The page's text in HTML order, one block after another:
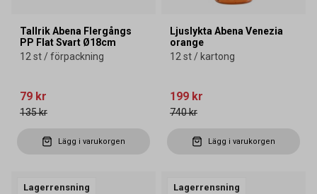
Tallrik Abena Flergångs
PP Flat Svart Ø18cm
12 st / förpackning
79 kr
135 kr
Lägg i varukorgen
Ljuslykta Abena Venezia
orange
12 st / kartong
199 kr
740 kr
Lägg i varukorgen
Lagerrensning Lagerrensning